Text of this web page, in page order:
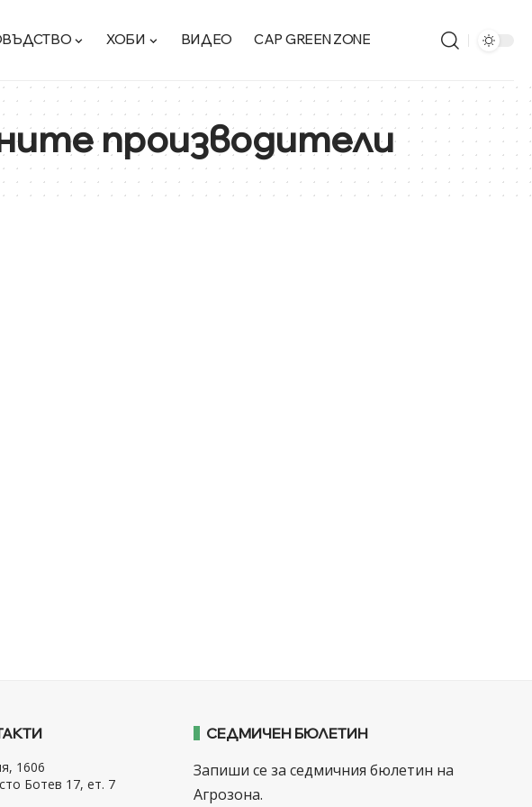
ХОБИ ВИДЕО CAP GREEN ZONE
производители
1606
Ботев 17, ет. 7
СЕДМИЧЕН БЮЛЕТИН
Запиши се за седмичния бюлетин на
Агрозона.